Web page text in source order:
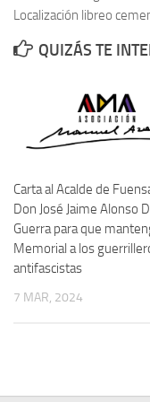
Memoria Histórica
Investigación
1947).
Informe Represión
Informe de la fosa
Militantes
Personajes
Localización libreo
QUIZÁS TE
Carta al Acalde de
Don José Jaime Alonso
Guerra para que
Memorial a los
antifascistas
7 MAR, 2024